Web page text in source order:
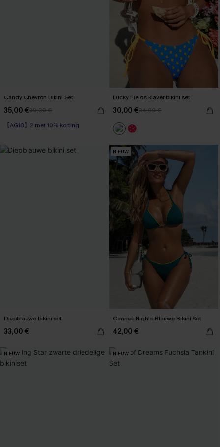
Candy Chevron Bikini Set
35,00 €39,00 €
【AG18】2 met 10% korting
Boho
Lucky Fields klaver bikini set
30,00 €34,00 €
Diepblauwe bikini set
33,00 €
NIEUW
Cannes Nights Blauwe Bikini Set
42,00 €
NIEUW NIEUW